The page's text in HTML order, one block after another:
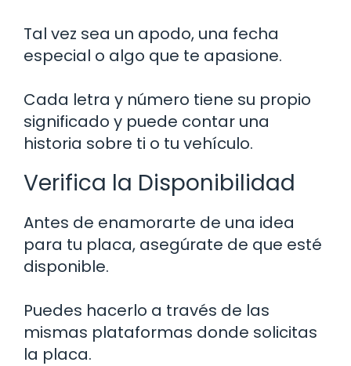
Tal vez sea un apodo, una fecha
especial o algo que te apasione.
Cada letra y número tiene su propio
significado y puede contar una
historia sobre ti o tu vehículo.
Verifica la Disponibilidad
Antes de enamorarte de una idea
para tu placa, asegúrate de que esté
disponible.
Puedes hacerlo a través de las
mismas plataformas donde solicitas
la placa.